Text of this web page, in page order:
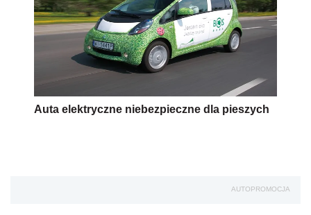
Auta elektryczne niebezpieczne dla pieszych
AUTOPROMOCJA